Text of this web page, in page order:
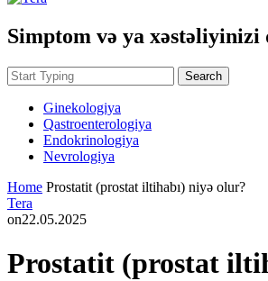
Simptom və ya xəstəliyinizi
Search
Ginekologiya
Qastroenterologiya
Endokrinologiya
Nevrologiya
Home Prostatit (prostat iltihabı) niyə olur?
Tera
on22.05.2025
Prostatit (prostat